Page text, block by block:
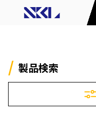
製品検索